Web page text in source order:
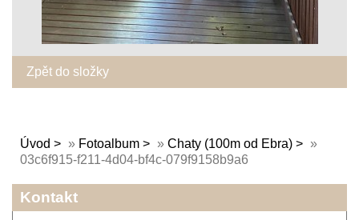
Zpět do složky
Úvod » Fotoalbum » Chaty (100m od Ebra)
»
03c6f915-f211-4d04-bf4c-079f9158b9a6
Kontakt